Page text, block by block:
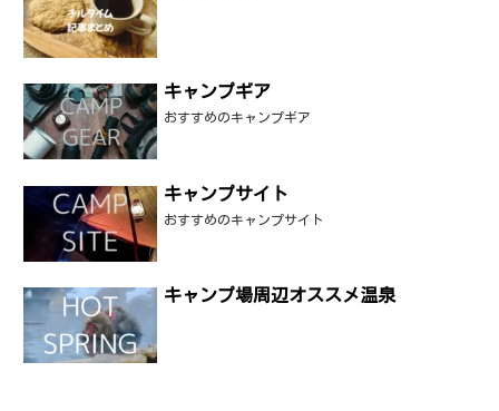
キャンプギア
おすすめのキャンプギア
キャンプサイト
おすすめのキャンプサイト
キャンプ場周辺オススメ温泉